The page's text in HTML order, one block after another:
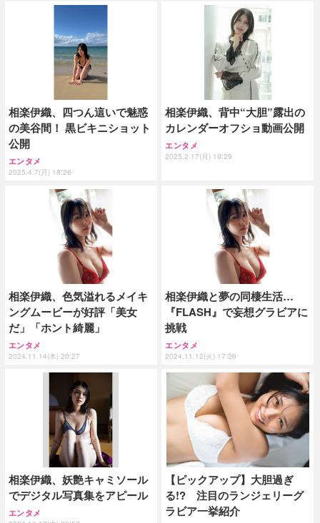
相楽伊織、四つん這いで魅惑
の美谷間！ 黒ビキニショット
公開
エンタメ
2025.4.7(月) 18:26
相楽伊織、背中“大胆”露出の
カレンダーオフショ動画公開
エンタメ
2025.2.17(月) 19:29
相楽伊織、色気溢れるメイキ
ングムービーが好評「美女
だ」「ホント綺麗」
エンタメ
2024.11.14(木) 20:27
相楽伊織と夢の同棲生活…
『FLASH』で妄想グラビアに
挑戦
エンタメ
2024.11.12(火) 17:26
相楽伊織、妖艶キャミソール
でデジタル写真集をアピール
エンタメ
【ピックアップ】大胆過ぎ
る!? 注目のランジェリーグ
ラビア一挙紹介